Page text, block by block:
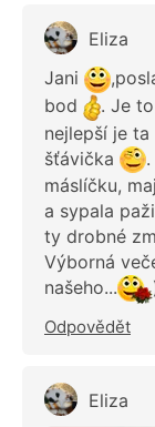
Eliza
Jani
bod
. Je
nejlepší je
šťávička
máslíčku,
a sypala
ty drobné
Výborná
našeho...
Odpovědět
Eliza